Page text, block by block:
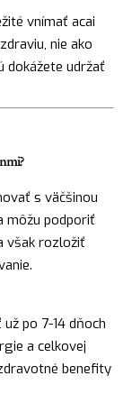
vnímať acai
nie ako
dokážete udržať
s väčšinou
môžu podporiť
však rozložiť
po 7-14 dňoch
a celkovej
benefity